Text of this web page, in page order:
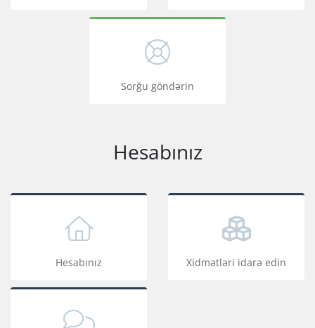
Sorğu göndərin
Hesabınız
Hesabınız Xidmətləri idarə edin